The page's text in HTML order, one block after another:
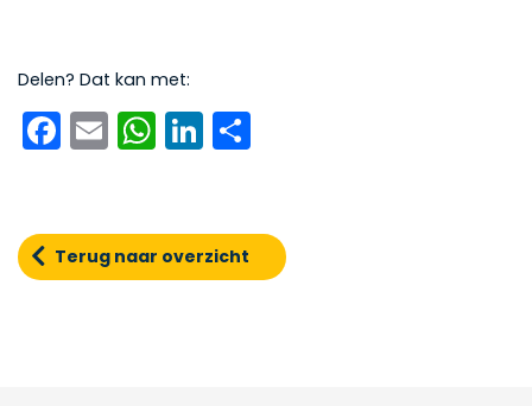
Delen? Dat kan met:
Facebook
EmailWhatsApp
LinkedIn
Terug naar overzicht